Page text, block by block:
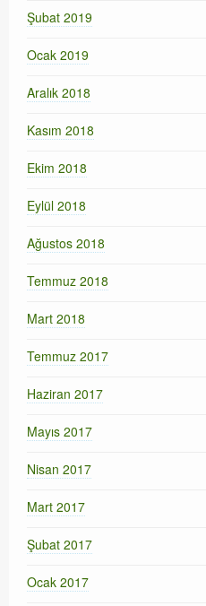
Şubat 2019
Ocak 2019
Aralık 2018
Kasım 2018
Ekim 2018
Eylül 2018
Ağustos 2018
Temmuz 2018
Mart 2018
Temmuz 2017
Haziran 2017
Mayıs 2017
Nisan 2017
Mart 2017
Şubat 2017
Ocak 2017